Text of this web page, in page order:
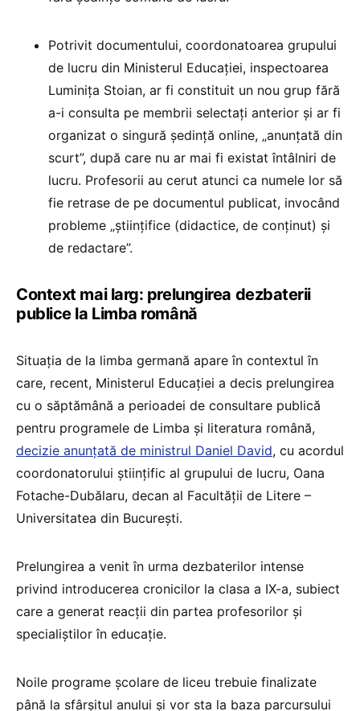
Potrivit documentului, coordonatoarea grupului
de lucru din Ministerul Educației, inspectoarea
Luminița Stoian, ar fi constituit un nou grup fără
a-i consulta pe membrii selectați anterior și ar fi
organizat o singură ședință online, „anunțată din
scurt”, după care nu ar mai fi existat întâlniri de
lucru. Profesorii au cerut atunci ca numele lor să
fie retrase de pe documentul publicat, invocând
probleme „științifice (didactice, de conținut) și
de redactare”.
Context mai larg: prelungirea dezbaterii
publice la Limba română
Situația de la limba germană apare în contextul în
care, recent, Ministerul Educației a decis prelungirea
cu o săptămână a perioadei de consultare publică
pentru programele de Limba și literatura română,
decizie anunțată de ministrul Daniel David, cu acordul
coordonatorului științific al grupului de lucru, Oana
Fotache-Dubălaru, decan al Facultății de Litere –
Universitatea din București.
Prelungirea a venit în urma dezbaterilor intense
privind introducerea cronicilor la clasa a IX-a, subiect
care a generat reacții din partea profesorilor și
specialiștilor în educație.
Noile programe școlare de liceu trebuie finalizate
până la sfârșitul anului și vor sta la baza parcursului